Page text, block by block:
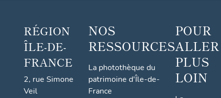
RÉGION
ÎLE-DE-
FRANCE
2, rue Simone
Veil
NOS
RESSOURCES
La photothèque du
patrimoine d'Île-de-
France
POUR
ALLER
PLUS
LOIN